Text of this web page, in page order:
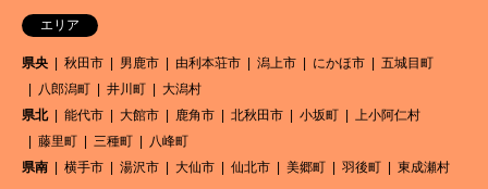
エリア
県央 秋田市 男鹿市 由利本荘市 潟上市 にかほ市
五城目町
八郎潟町
井川町
大潟村
県北
能代市 大館市 鹿角市 北秋田市 小坂町
上小阿仁村
藤里町
三種町
八峰町
県南
横手市 湯沢市 大仙市 仙北市 美郷町 羽後町 東成瀬村